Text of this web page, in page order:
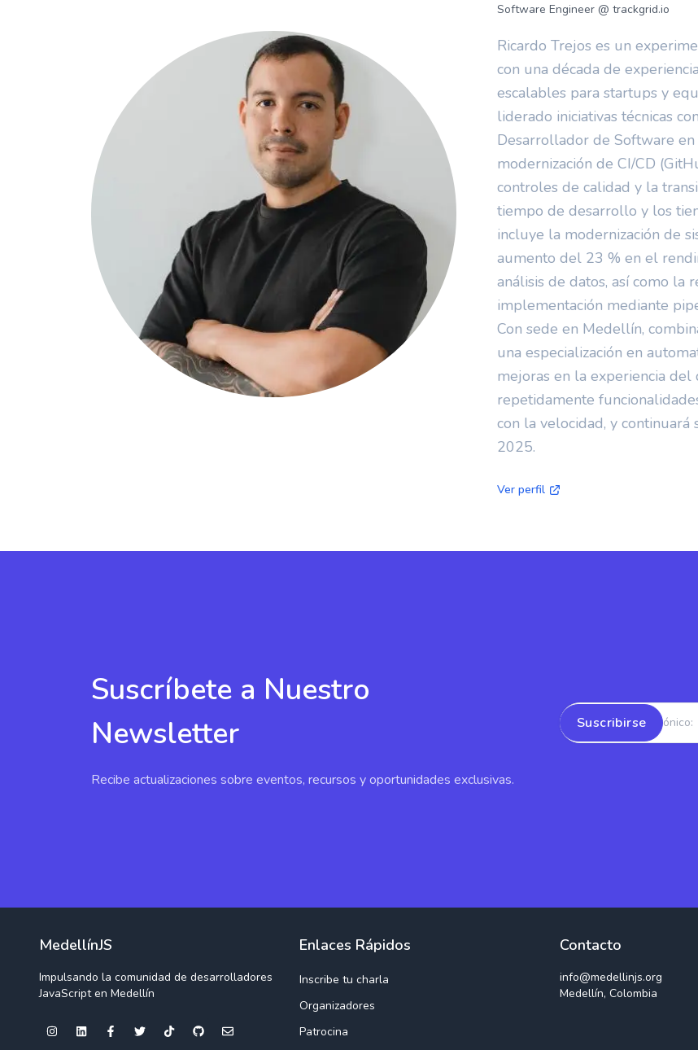
Software Engineer @ trackgrid.io
Ricardo Trejos es un
con una década de
escalables para startups y
liderado iniciativas técnicas
Desarrollador de Software
modernización de CI/CD
controles de calidad y la
tiempo de desarrollo y los
incluye la modernización de
aumento del 23 % en el
análisis de datos, así como la
implementación mediante
Con sede en Medellín,
una especialización en
mejoras en la experiencia
repetidamente
con la velocidad, y
2025.
Ver perfil
Suscríbete a Nuestro
Newsletter
Recibe actualizaciones sobre eventos, recursos y oportunidades exclusivas.
Suscribirse
MedellínJS
Impulsando la comunidad de desarrolladores
JavaScript en Medellín
Enlaces Rápidos
Inscribe tu charla
Organizadores
Patrocina
Contacto
info@medellinjs.org
Medellín, Colombia